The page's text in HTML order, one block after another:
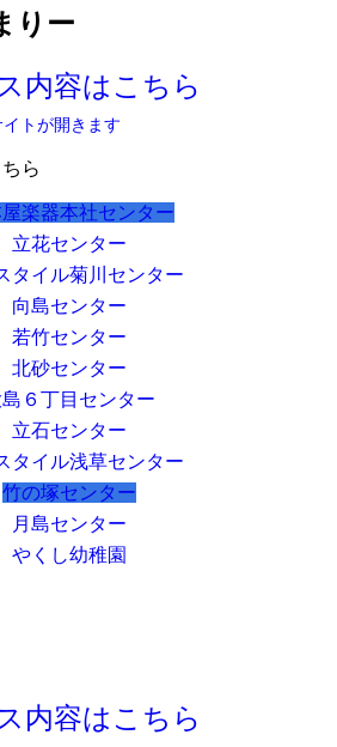
りー
内容はこちら
トが開きます
ら
屋楽器本社センター
立花センター
タイル菊川センター
向島センター
若竹センター
北砂センター
６丁目センター
立石センター
タイル浅草センター
竹の塚センター
月島センター
やくし幼稚園
内容はこちら